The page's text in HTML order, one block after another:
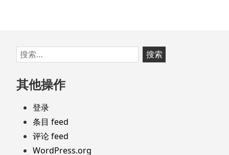
跳
至
页
脚
搜
索：
其他操作
登录
条目 feed
评论 feed
WordPress.org